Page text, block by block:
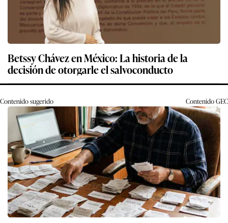
Betssy Chávez en México: La historia de la
decisión de otorgarle el salvoconducto
Contenido sugerido ContenidoGEC